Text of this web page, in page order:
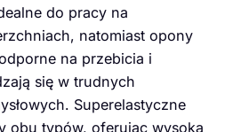
do pracy na
natomiast opony
na przebicia i
się w trudnych
Superelastyczne
obu typów, oferując wysoką